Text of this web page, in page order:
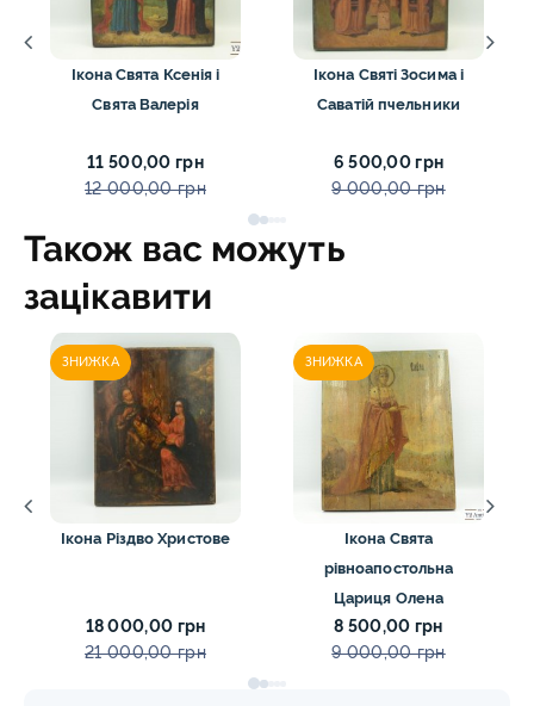
Ікона Свята Ксенія і
Свята Валерія
11 500,00 грн
12 000,00 грн
Ікона Святі Зосима і
Саватій пчельники
6 500,00 грн
9 000,00 грн
Також вас можуть
зацікавити
ЗНИЖКА
Ікона Різдво Христове
18 000,00 грн
21 000,00 грн
ЗНИЖКА
Ікона Свята
рівноапостольна
Цариця Олена
8 500,00 грн
9 000,00 грн